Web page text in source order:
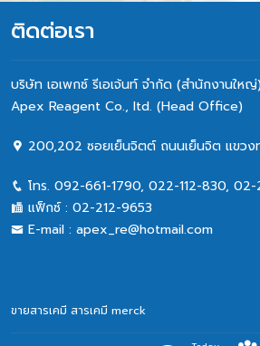
ติดต่อเรา
บริษัท เอเพกซ์ รีเอเจ้นท์ จำกัด (สำนักงานใหญ่)
Apex Reagent Co., Itd. (Head Office)
200,202 ซอยเย็นจิตต์ ถนนเย็นจิต แขว
โทร. 092-661-1790, 022-112-830, 02-
แฟ็กซ์ : 02-212-9653
E-mail : apex_re@hotmail.com
ขายสารเคมี สารเคมี merck